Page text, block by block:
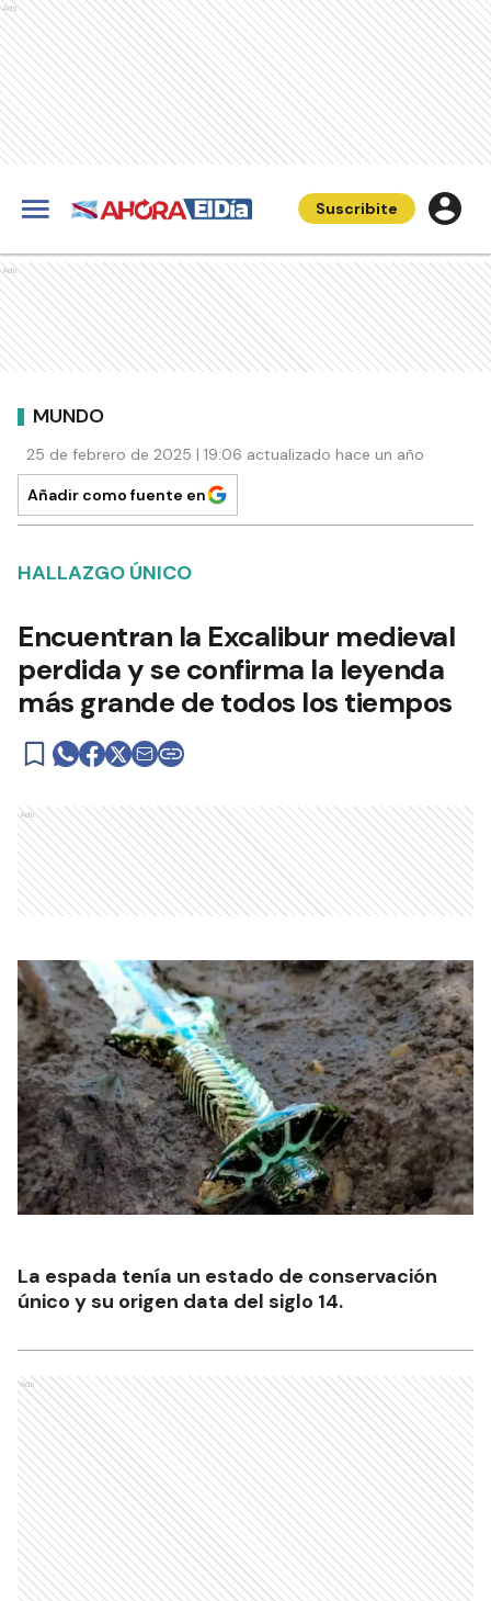
Ads
Suscribite
Ads
MUNDO
25 de febrero de 2025 | 19:06 actualizado hace un año
Añadir como fuente en
HALLAZGO ÚNICO
Encuentran la Excalibur medieval
perdida y se confirma la leyenda
más grande de todos los tiempos
Ads
La espada tenía un estado de conservación
único y su origen data del siglo 14.
Ads